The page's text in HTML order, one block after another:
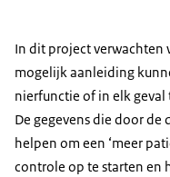
In dit project verwachten
mogelijk aanleiding
nierfunctie of in elk geval
De gegevens die door
helpen om een ‘meer
controle op te starten en